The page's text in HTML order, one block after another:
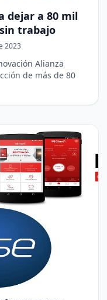
dejar a 80 mil
trabajo
2023
Alianza
de más de 80